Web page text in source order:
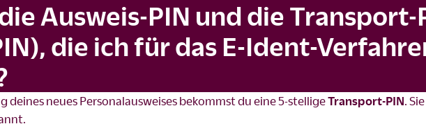
Ausweis-PIN und die Transport-
die ich für das E-Ident-
deines neues Personalausweises bekommst du eine 5-stelligeTransport-PIN .